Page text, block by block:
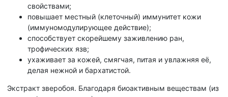
свойствами;
повышает местный (клеточный) иммунитет кожи
(иммуномодулирующее действие);
способствует скорейшему заживлению ран,
трофических язв;
ухаживает за кожей, смягчая, питая и увлажняя её,
делая нежной и бархатистой.
Экстракт зверобоя. Благодаря биоактивным веществам (из